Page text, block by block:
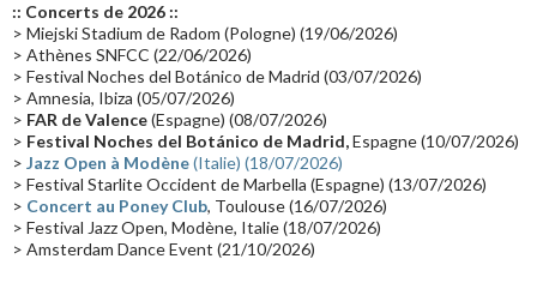
Passages radio Vidéo Jarrecast (16) Synthé 80's
Les concerts en Chine(16) Cinéma
Synthé Roland(15) Belgique(15)
(14) Astronomie (14) (14)
Tournée 2025(14) 2024(14) Chine(13)
:: Concerts de 2026 ::
> Miejski Stadium de Radom (Pologne) (19/06/2026)
> Athènes SNFCC (22/06/2026)
> Festival Noches del Botánico de Madrid (03/07/2026)
> Amnesia, Ibiza (05/07/2026)
> FAR de Valence(Espagne) (08/07/2026)
> Festival Noches del Botánico de Madrid,Espagne (10/07/2026)
> Jazz Open à Modène(Italie) (18/07/2026)
> Festival Starlite Occident de Marbella (Espagne) (13/07/2026)
> Concert au Poney Club, Toulouse (16/07/2026)
> Festival Jazz Open, Modène, Italie (18/07/2026)
> Amsterdam Dance Event (21/10/2026)